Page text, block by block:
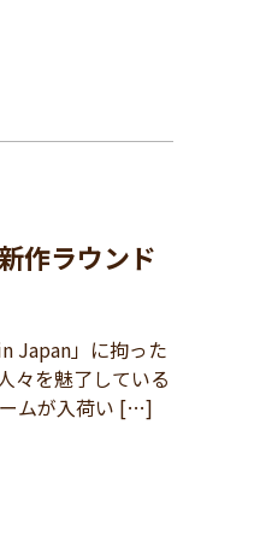
作ラウンド
Japan」に拘った
々を魅了している
ームが入荷い […]